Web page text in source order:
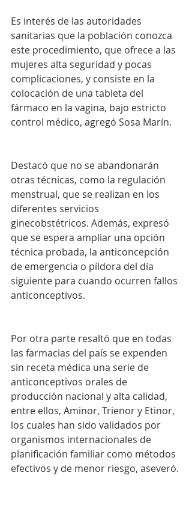
Es interés de las autoridades
sanitarias que la población conozca
este procedimiento, que ofrece a las
mujeres alta seguridad y pocas
complicaciones, y consiste en la
colocación de una tableta del
fármaco en la vagina, bajo estricto
control médico, agregó Sosa Marín.
Destacó que no se abandonarán
otras técnicas, como la regulación
menstrual, que se realizan en los
diferentes servicios
ginecobstétricos. Además, expresó
que se espera ampliar una opción
técnica probada, la anticoncepción
de emergencia o píldora del día
siguiente para cuando ocurren fallos
anticonceptivos.
Por otra parte resaltó que en todas
las farmacias del país se expenden
sin receta médica una serie de
anticonceptivos orales de
producción nacional y alta calidad,
entre ellos, Aminor, Trienor y Etinor,
los cuales han sido validados por
organismos internacionales de
planificación familiar como métodos
efectivos y de menor riesgo, aseveró.